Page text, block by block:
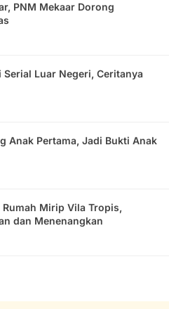
PNM Mekaar Dorong
Luar Negeri, Ceritanya
Anak Pertama, Jadi Bukti Anak
Mirip Vila Tropis,
dan Menenangkan